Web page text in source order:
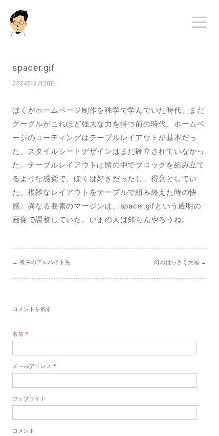
spacer.gif
2024年2月20日
ぼくがホームページ制作を独学で学んでいた時代、まだ
グーグルがこれほど強大な力を持つ前の時代、ホームペ
ージのコーディングはテーブルレイアウトが基本だっ
た。スタイルシートデザインはまだ確立されていなかっ
た。テーブルレイアウトは頭の中でブロックを組み立て
るような感覚で、ぼくは好きだったし、得意としてい
た。複雑なレイアウトをテーブルで組み終えた時の快
感。異なる要素のマージンは、spacer.gifという透明の
画像で調整していた。いまの人は知らんやろうね。
← 将来のアルバイト先 幻のはっさく大福 →
コメントを残す
名前 *
メールアドレス*
ウェブサイト
コメント